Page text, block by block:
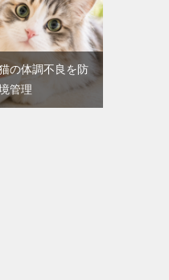
の体調不良を防
管理